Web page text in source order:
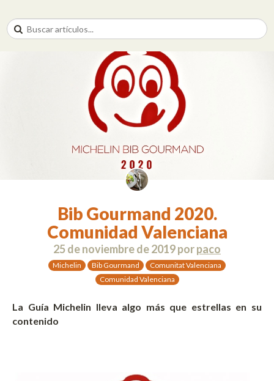
Bib Gourmand 2020.
Comunidad Valenciana
25 de noviembre de 2019porpaco
Michelin Bib Gourmand
Comunitat Valenciana
Comunidad Valenciana
La Guía Michelin lleva algo más que estrellas en su
contenido